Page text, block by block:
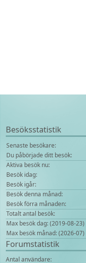
Besöksstatistik
Senaste besökare:
Du påbörjade ditt besök:
Aktiva besök nu:
Besök idag:
Besök igår:
Besök denna månad:
Besök förra månaden:
Totalt antal besök:
Max besök dag: (2019-08-23)
Max besök månad: (2026-07)
Forumstatistik
Antal användare: